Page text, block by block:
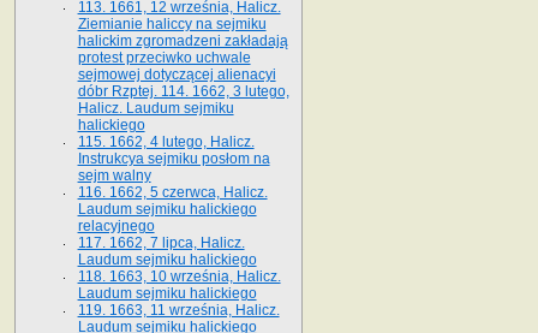
113. 1661, 12 września, Halicz.
Ziemianie haliccy na sejmiku
halickim zgromadzeni zakładają
protest przeciwko uchwale
sejmowej dotyczącej alienacyi
dóbr Rzptej. 114. 1662, 3 lutego,
Halicz. Laudum sejmiku
halickiego
115. 1662, 4 lutego, Halicz.
Instrukcya sejmiku posłom na
sejm walny
116. 1662, 5 czerwca, Halicz.
Laudum sejmiku halickiego
relacyjnego
117. 1662, 7 lipca, Halicz.
Laudum sejmiku halickiego
118. 1663, 10 września, Halicz.
Laudum sejmiku halickiego
119. 1663, 11 września, Halicz.
Laudum sejmiku halickiego